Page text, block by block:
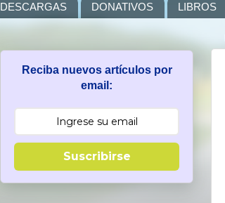
DESCARGAS
DONATIVOS LIBROS
Reciba nuevos artículos por
email:
Suscribirse